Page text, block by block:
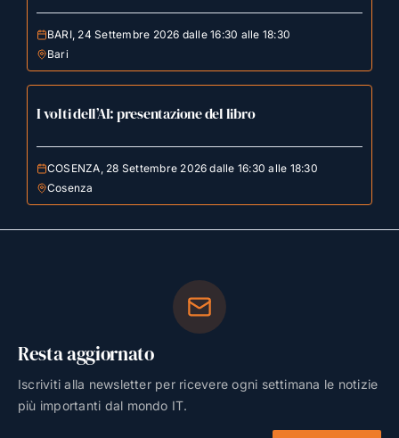
BARI, 24 Settembre 2026 dalle 16:30 alle 18:30
Bari
I volti dell’AI: presentazione del libro
COSENZA, 28 Settembre 2026 dalle 16:30 alle 18:30
Cosenza
Resta aggiornato
Iscriviti alla newsletter per ricevere ogni settimana le notizie
più importanti dal mondo IT.